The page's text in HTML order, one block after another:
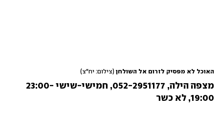
האוכל לא מפסיק לזרום אל השולחן (צילום: יח"צ)
מצפה הילה, 052-2951177‏, חמישי-שישי 23:00-
19:00, לא כשר